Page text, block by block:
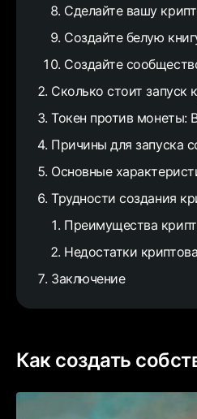
Сделайте вашу
Создайте белую
Создайте
Сколько стоит запуск
Токен против монеты:
Причины для запуска
Основные
Трудности создания
Преимущества
Недостатки
Заключение
Как создать